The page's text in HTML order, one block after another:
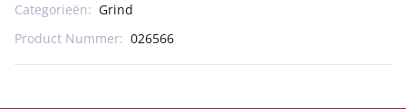
Categorieën: Grind
Product Nummer: 026566